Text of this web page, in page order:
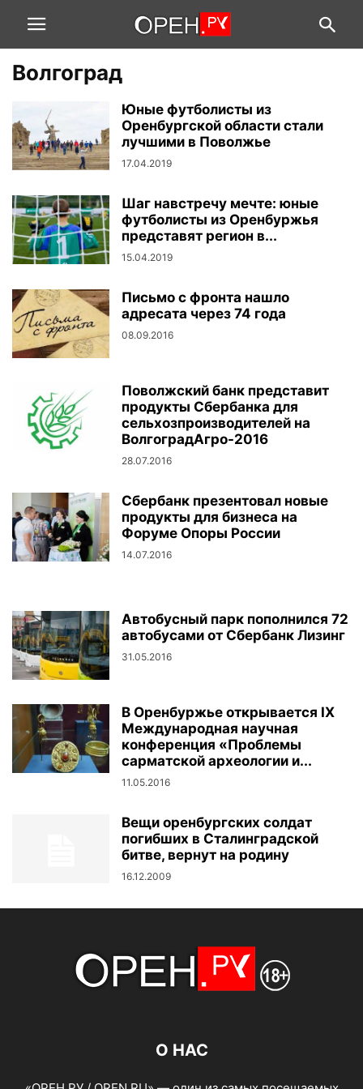
Волгоград
Юные футболисты из
Оренбургской области стали
лучшими в Поволжье
17.04.2019
Шаг навстречу мечте: юные
футболисты из Оренбуржья
представят регион в...
15.04.2019
Письмо с фронта нашло
адресата через 74 года
08.09.2016
Поволжский банк представит
продукты Сбербанка для
сельхозпроизводителей на
ВолгоградАгро-2016
28.07.2016
Сбербанк презентовал новые
продукты для бизнеса на
Форуме Опоры России
14.07.2016
Автобусный парк пополнился 72
автобусами от Сбербанк Лизинг
31.05.2016
В Оренбуржье открывается IX
Международная научная
конференция «Проблемы
сарматской археологии и...
11.05.2016
Вещи оренбургских солдат
погибших в Сталинградской
битве, вернут на родину
16.12.2009
О НАС